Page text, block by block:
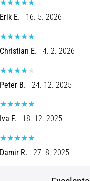
corrida
com
mais
amortecimento
são
modelos
TOP
ténis
de
com
amortecimento?
Erik E. 16. 5. 2026
Christian E. 4. 2. 2026
Peter B. 24. 12. 2025
Iva F. 18. 12. 2025
Damir R. 27. 8. 2025